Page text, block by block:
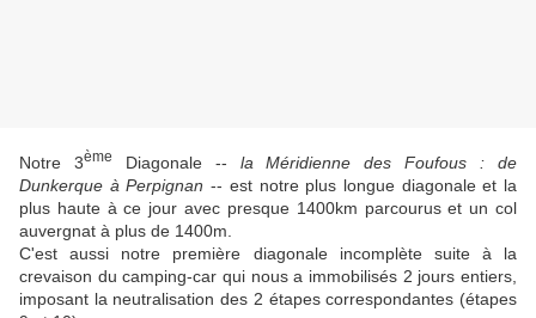
Notre 3ème Diagonale -- la Méridienne des Foufous : de
Dunkerque à Perpignan -- est notre plus longue diagonale et la
plus haute à ce jour avec presque 1400km parcourus et un col
auvergnat à plus de 1400m.
C'est aussi notre première diagonale incomplète suite à la
crevaison du camping-car qui nous a immobilisés 2 jours entiers,
imposant la neutralisation des 2 étapes correspondantes (étapes